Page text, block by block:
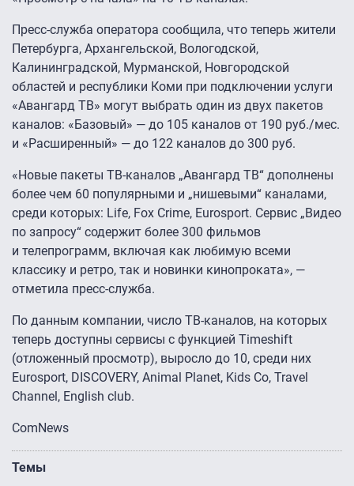
Пресс-служба оператора сообщила, что теперь жители
Петербурга, Архангельской, Вологодской,
Калининградской, Мурманской, Новгородской
областей и республики Коми при подключении услуги
«Авангард ТВ» могут выбрать один из двух пакетов
каналов: «Базовый» — до 105 каналов от 190 руб./мес.
и «Расширенный» — до 122 каналов до 300 руб.
«Новые пакеты ТВ-каналов „Авангард ТВ“ дополнены
более чем 60 популярными и „нишевыми“ каналами,
среди которых: Life, Fox Crime, Eurosport. Сервис „Видео
по запросу“ содержит более 300 фильмов
и телепрограмм, включая как любимую всеми
классику и ретро, так и новинки кинопроката», —
отметила пресс-служба.
По данным компании, число ТВ-каналов, на которых
теперь доступны сервисы с функцией Timeshift
(отложенный просмотр), выросло до 10, среди них
Eurosport, DISCOVERY, Animal Planet, Kids Co, Travel
Channel, English club.
ComNews
Темы